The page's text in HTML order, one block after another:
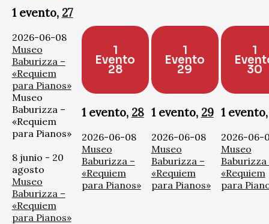
1 evento, 27
2026-06-08
Museo
Baburizza –
«Requiem
para Pianos»
Museo
Baburizza –
«Requiem
para Pianos»
8 junio - 20
agosto
Museo
Baburizza –
«Requiem
para Pianos»
1
Evento
28
1 evento, 28
2026-06-08
Museo
Baburizza –
«Requiem
para Pianos»
1
Evento
29
1 evento, 29
2026-06-08
Museo
Baburizza –
«Requiem
para Pianos»
1
30
1
2026-06-
Museo
Baburizza
«Requiem
para